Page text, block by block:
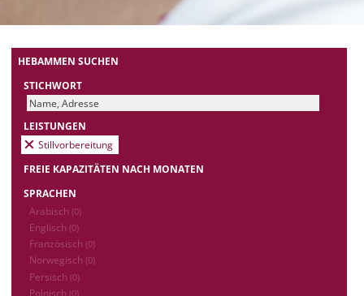
HEBAMMEN SUCHEN
STICHWORT
LEISTUNGEN
Stillvorbereitung
FREIE KAPAZITÄTEN NACH MONATEN
SPRACHEN
Arabisch (0)
Englisch (0)
Französisch (0)
Norwegisch (0)
Persisch (0)
Polnisch (0)